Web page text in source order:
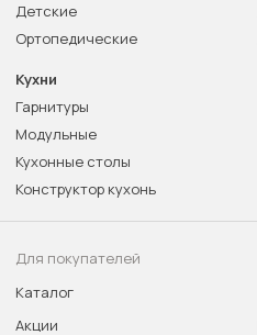
Детские
Ортопедические
Кухни
Гарнитуры
Модульные
Кухонные столы
Конструктор кухонь
Для покупателей
Каталог
Акции